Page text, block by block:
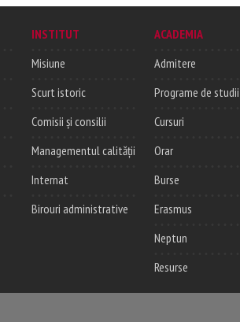
INSTITUT
Misiune
Scurt istoric
Comisii și consilii
Managementul calității
Internat
Birouri administrative
ACADEMIA
Admitere
Programe de studii
Cursuri
Orar
Burse
Erasmus
Neptun
Resurse